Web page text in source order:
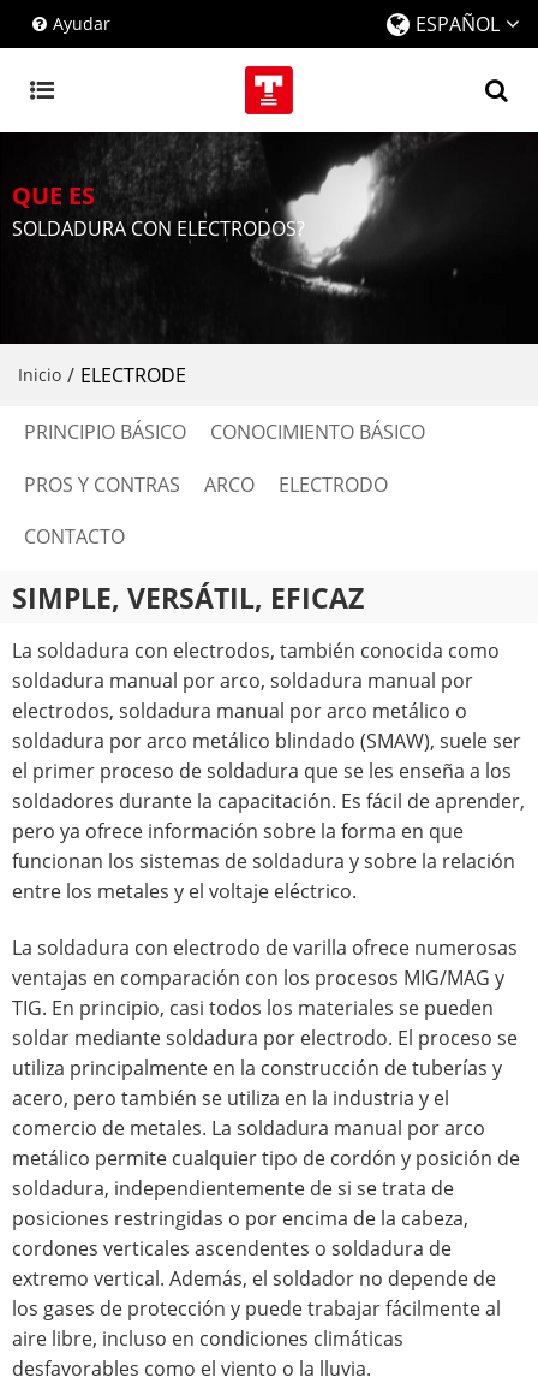
Ayudar ESPAÑOL
QUE ES
SOLDADURA CON ELECTRODOS?
Inicio / ELECTRODE
PRINCIPIO BÁSICO
CONOCIMIENTO BÁSICO
PROS Y CONTRAS
ARCO
ELECTRODO
CONTACTO
SIMPLE, VERSÁTIL, EFICAZ
La soldadura con electrodos, también conocida como
soldadura manual por arco, soldadura manual por
electrodos, soldadura manual por arco metálico o
soldadura por arco metálico blindado (SMAW), suele ser
el primer proceso de soldadura que se les enseña a los
soldadores durante la capacitación. Es fácil de aprender,
pero ya ofrece información sobre la forma en que
funcionan los sistemas de soldadura y sobre la relación
entre los metales y el voltaje eléctrico.
La soldadura con electrodo de varilla ofrece numerosas
ventajas en comparación con los procesos MIG/MAG y
TIG. En principio, casi todos los materiales se pueden
soldar mediante soldadura por electrodo. El proceso se
utiliza principalmente en la construcción de tuberías y
acero, pero también se utiliza en la industria y el
comercio de metales. La soldadura manual por arco
metálico permite cualquier tipo de cordón y posición de
soldadura, independientemente de si se trata de
posiciones restringidas o por encima de la cabeza,
cordones verticales ascendentes o soldadura de
extremo vertical. Además, el soldador no depende de
los gases de protección y puede trabajar fácilmente al
aire libre, incluso en condiciones climáticas
desfavorables como el viento o la lluvia.